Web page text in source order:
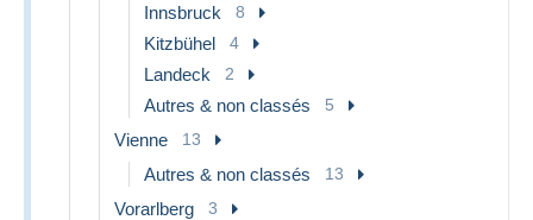
Innsbruck 8
Kitzbühel 4
Landeck 2
Autres & non classés 5
Vienne 13
Autres & non classés 13
Vorarlberg 3